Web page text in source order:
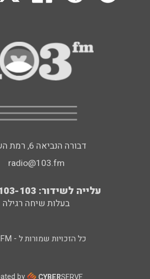
דבורה הנביאה 6, רמת השרון
radio@103.fm
עלייה לשידור: 0552-103-103
בעלות שיחה רגילה
כל הזכויות שמורות ל - 103FM
by